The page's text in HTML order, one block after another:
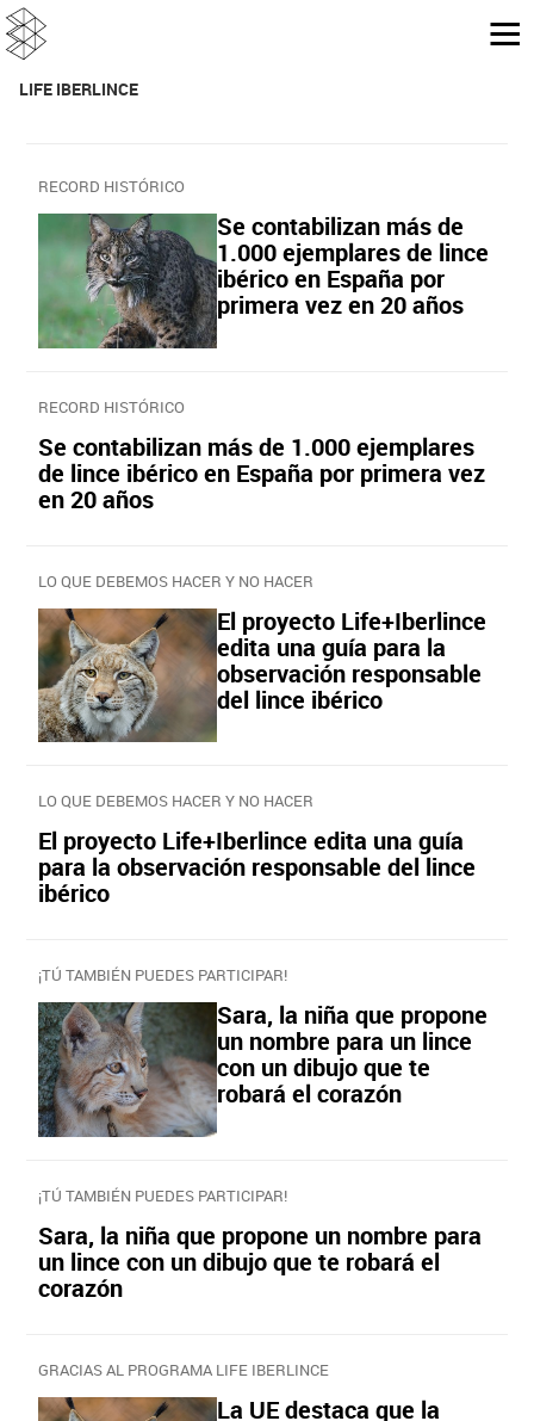
LIFE IBERLINCE
RECORD HISTÓRICO
Se contabilizan más de
1.000 ejemplares de lince
ibérico en España por
primera vez en 20 años
RECORD HISTÓRICO
Se contabilizan más de 1.000 ejemplares
de lince ibérico en España por primera vez
en 20 años
LO QUE DEBEMOS HACER Y NO HACER
El proyecto Life+Iberlince
edita una guía para la
observación responsable
del lince ibérico
LO QUE DEBEMOS HACER Y NO HACER
El proyecto Life+Iberlince edita una guía
para la observación responsable del lince
ibérico
¡TÚ TAMBIÉN PUEDES PARTICIPAR!
Sara, la niña que propone
un nombre para un lince
con un dibujo que te
robará el corazón
¡TÚ TAMBIÉN PUEDES PARTICIPAR!
Sara, la niña que propone un nombre para
un lince con un dibujo que te robará el
corazón
GRACIAS AL PROGRAMA LIFE IBERLINCE
La UE destaca que la